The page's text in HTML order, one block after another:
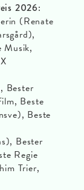
2026:
(Renate
Musik,
Bester
Beste
Beste
Bester
Regie
Trier,